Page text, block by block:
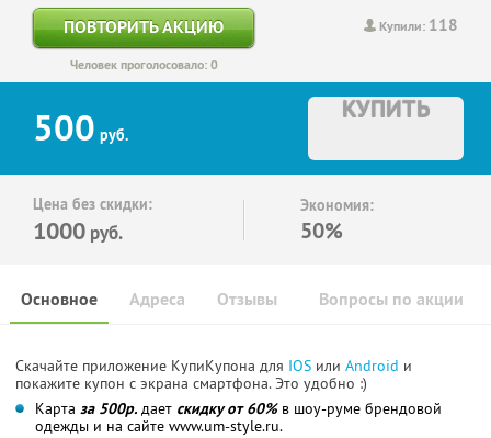
Купили: 118
ПОВТОРИТЬ АКЦИЮ
Человек проголосовало: 0
500 руб.
КУПИТЬ
Цена без скидки:
1000 руб.
Экономия:
50%
Основное Отзывы Вопросы по акции
Адреса
Скачайте приложение КупиКупона для IOS или Android и
покажите купон с экрана смартфона. Это удобно :)
Карта за 500р. дает скидку от 60% в шоу-руме брендовой
одежды и на сайте www.um-style.ru.